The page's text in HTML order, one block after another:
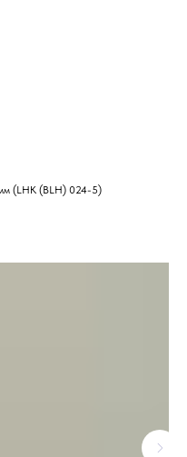
(LHK (BLH) 024-5)